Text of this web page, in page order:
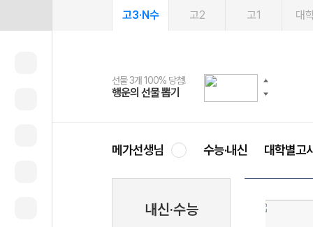
고3·N수 고2 고1 대
선물 3개 100% 당첨!
행운의 선물 뽑기
선물 100% 증정!
메가스터디 X 올리브
여름방학 스터디 캐시백
메가런 썸머스쿨
2027 러셀 단과
강사 공개선발
스마트러닝앱
설문 EVENT
메가패스
3일 무료 체험권
메가패스 수강생 무료혜택!
메가클럽 멤버십
사회공헌 캠페인
희망이룸 메가나눔
메가선생님 수능·내신 대학별고
내신·수능